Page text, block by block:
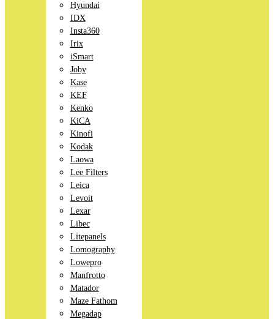
Hyundai
IDX
Insta360
Irix
iSmart
Joby
Kase
KEF
Kenko
KiCA
Kinofi
Kodak
Laowa
Lee Filters
Leica
Levoit
Lexar
Libec
Litepanels
Lomography
Lowepro
Manfrotto
Matador
Maze Fathom
Megadap